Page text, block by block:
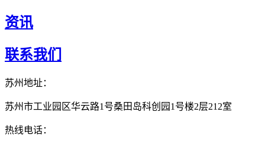
资讯
联系我们
苏州地址：
苏州市工业园区华云路1号桑田岛科创园1号楼2层212室
热线电话：